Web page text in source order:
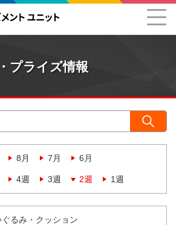
プライズ情報
8月 7月 6月
4週 3週 2週 1週
るみ・クッション